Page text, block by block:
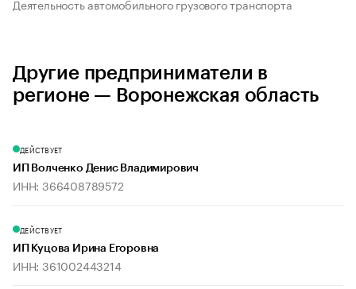
Деятельность автомобильного грузового транспорта
Другие предприниматели в
регионе — Воронежская область
ДЕЙСТВУЕТ
ИП Волченко Денис Владимирович
ИНН: 366408789572
ДЕЙСТВУЕТ
ИП Куцова Ирина Егоровна
ИНН: 361002443214